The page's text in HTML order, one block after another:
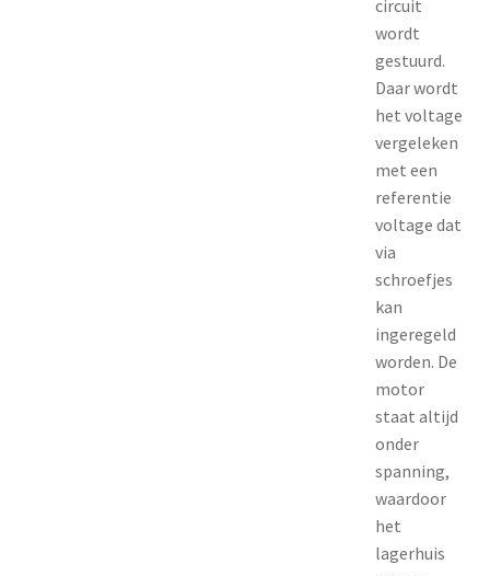
circuit
wordt
gestuurd.
Daar wordt
het voltage
vergeleken
met een
referentie
voltage dat
via
schroefjes
kan
ingeregeld
worden. De
motor
staat altijd
onder
spanning,
waardoor
het
lagerhuis